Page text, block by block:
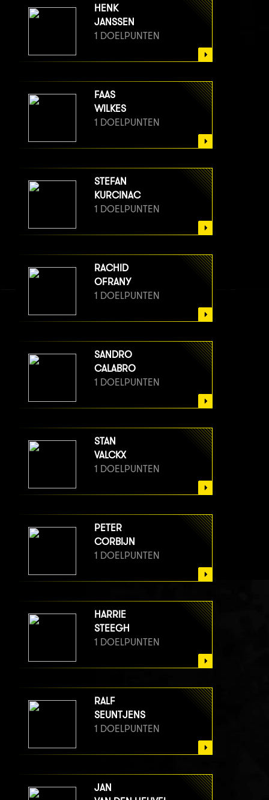
HENK
JANSSEN
1 DOELPUNTEN
FAAS
WILKES
1 DOELPUNTEN
STEFAN
KURCINAC
1 DOELPUNTEN
RACHID
OFRANY
1 DOELPUNTEN
SANDRO
CALABRO
1 DOELPUNTEN
STAN
VALCKX
1 DOELPUNTEN
PETER
CORBIJN
1 DOELPUNTEN
HARRIE
STEEGH
1 DOELPUNTEN
RALF
SEUNTJENS
1 DOELPUNTEN
JAN